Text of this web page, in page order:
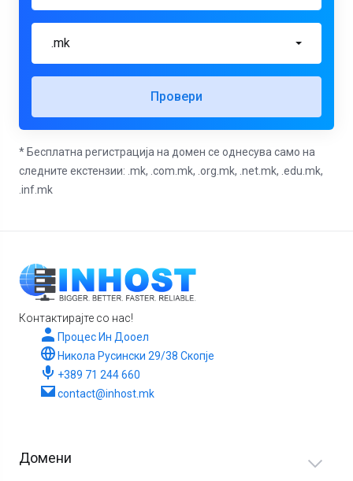
.mk
Провери
* Бесплатна регистрација на домен се однесува само на
следните екстензии: .mk, .com.mk, .org.mk, .net.mk, .edu.mk,
.inf.mk
Контактирајте со нас!
Процес Ин Дооел
Никола Русински 29/38 Скопје
+389 71 244 660
contact@inhost.mk
Домени